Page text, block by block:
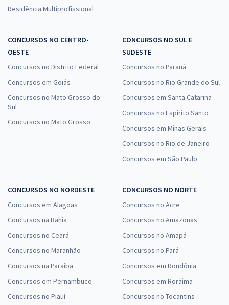
Residência Multiprofissional
CONCURSOS NO CENTRO-
OESTE
Concursos no Distrito Federal
Concursos em Goiás
Concursos no Mato Grosso do
Sul
Concursos no Mato Grosso
CONCURSOS NO SUL E
SUDESTE
Concursos no Paraná
Concursos no Rio Grande do Sul
Concursos em Santa Catarina
Concursos no Espírito Santo
Concursos em Minas Gerais
Concursos no Rio de Janeiro
Concursos em São Paulo
CONCURSOS NO NORDESTE
Concursos em Alagoas
Concursos na Bahia
Concursos no Ceará
Concursos no Maranhão
Concursos na Paraíba
Concursos em Pernambuco
Concursos no Piauí
CONCURSOS NO NORTE
Concursos no Acre
Concursos no Amazonas
Concursos no Amapá
Concursos no Pará
Concursos em Rondônia
Concursos em Roraima
Concursos no Tocantins